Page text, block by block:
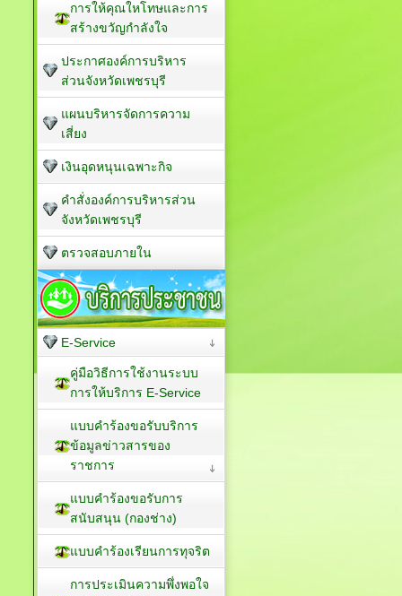
การให้คุณใหโทษและการ
สร้างขวัญกำลังใจ
ประกาศองค์การบริหาร
ส่วนจังหวัดเพชรบุรี
แผนบริหารจัดการความ
เสี่ยง
เงินอุดหนุนเฉพาะกิจ
คำสั่งองค์การบริหารส่วน
จังหวัดเพชรบุรี
ตรวจสอบภายใน
E-Service
คู่มือวิธีการใช้งานระบบ
การให้บริการ E-Service
แบบคำร้องขอรับบริการ
ข้อมูลข่าวสารของ
ราชการ
แบบคำร้องขอรับการ
สนับสนุน (กองช่าง)
แบบคำร้องเรียนการทุจริต
การประเมินความพึ่งพอใจ